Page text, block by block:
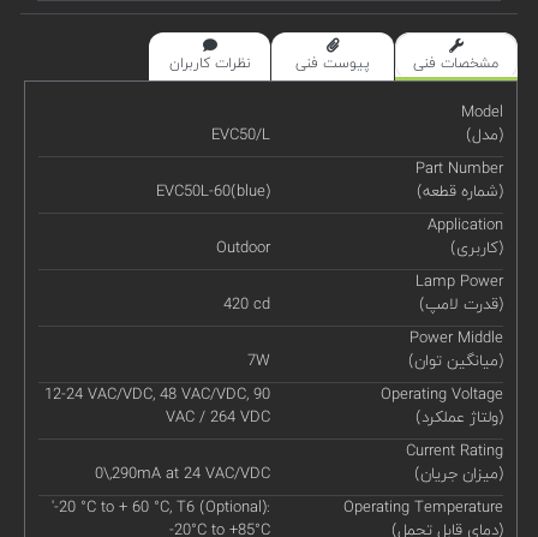
مشخصات فنی پیوست فنی نظرات کاربران
Model
(مدل)
EVC50/L
Part Number
(شماره قطعه)
EVC50L-60(blue)
Application
(کاربری)
Outdoor
Lamp Power
(قدرت لامپ)
420 cd
Power Middle
(میانگین توان)
7W
Operating Voltage
(ولتاژ عملکرد)
12-24 VAC/VDC, 48 VAC/VDC, 90
VAC / 264 VDC
Current Rating
(میزان جریان)
0\,290mA at 24 VAC/VDC
Operating Temperature
(دمای قابل تحمل)
'-20 °C to + 60 °C, T6 (Optional):
-20°C to +85°C